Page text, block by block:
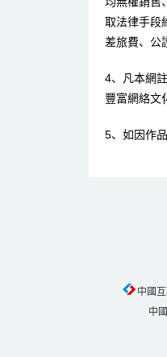
取法律手段
差旅費、公
4、凡本網
豐富網絡文
5、如因作
中國
中